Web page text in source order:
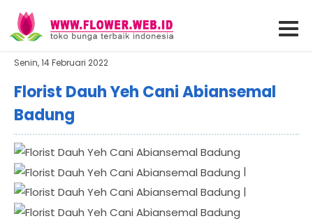
Senin, 14 Februari 2022
Florist Dauh Yeh Cani Abiansemal
Badung
|
|